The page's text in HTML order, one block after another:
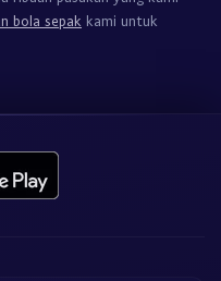
bola sepak kami untuk